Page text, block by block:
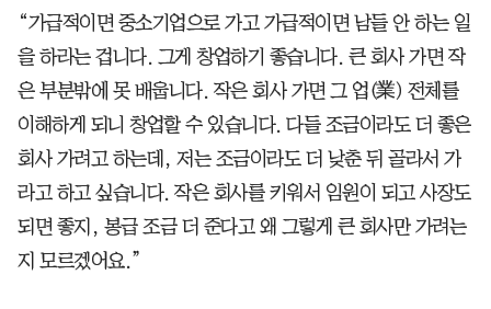
“가급적이면 중소기업으로 가고 가급적이면 남들 안 하는 일
을 하라는 겁니다. 그게 창업하기 좋습니다. 큰 회사 가면 작
은 부분밖에 못 배웁니다. 작은 회사 가면 그 업(業) 전체를
이해하게 되니 창업할 수 있습니다. 다들 조금이라도 더 좋은
회사 가려고 하는데, 저는 조금이라도 더 낮춘 뒤 골라서 가
라고 하고 싶습니다. 작은 회사를 키워서 임원이 되고 사장도
되면 좋지, 봉급 조금 더 준다고 왜 그렇게 큰 회사만 가려는
지 모르겠어요.”